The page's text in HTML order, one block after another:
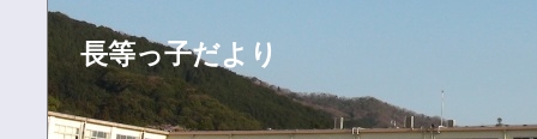
長等っ子だより